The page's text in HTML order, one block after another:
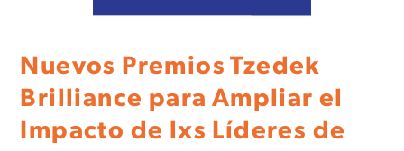
Nuevos Premios Tzedek
Brilliance para Ampliar el
Impacto de lxs Líderes de